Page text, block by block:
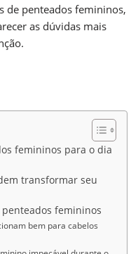
de penteados femininos,
as dúvidas mais
femininos para o dia
transformar seu
femininos
bem para cabelos